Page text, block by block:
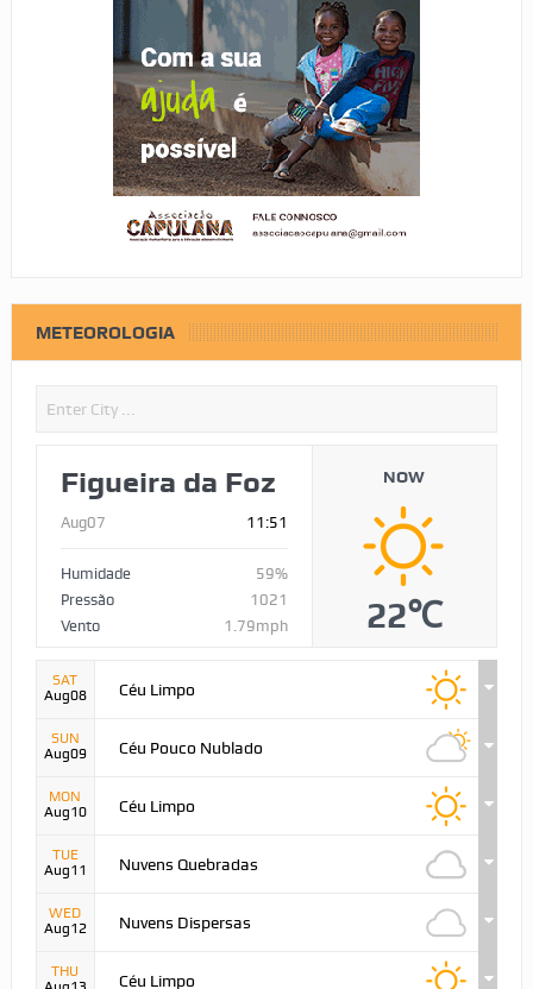
METEOROLOGIA
Figueira da Foz
Aug07 11:51
Humidade
59%
Pressão
1021
Vento
1.79mph
NOW
22℃
SAT
Aug08
Céu Limpo
SUN
Aug09
Céu Pouco Nublado
MON
Aug10
Céu Limpo
TUE
Aug11
Nuvens Quebradas
WED
Aug12
Nuvens Dispersas
THU
Céu Limpo